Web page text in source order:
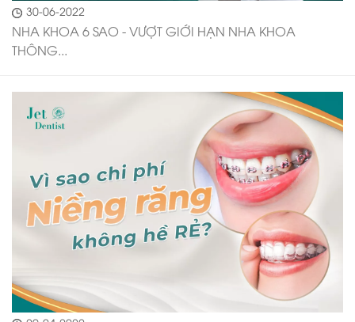
30-06-2022
NHA KHOA 6 SAO - VƯỢT GIỚI HẠN NHA KHOA
THÔNG...